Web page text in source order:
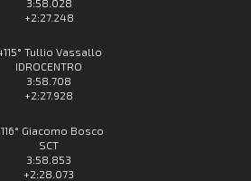
3:58.028
+2:27.248
Tullio Vassallo
IDROCENTRO
3:58.708
+2:27.928
Giacomo Bosco
SCT
3:58.853
+2:28.073